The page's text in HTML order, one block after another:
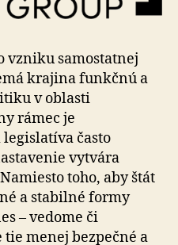
vzniku samostatnej
krajina funkčnú a
v oblasti
rámec je
často
vytvára
toho, aby štát
a stabilné formy
– vedome či
menej bezpečné a